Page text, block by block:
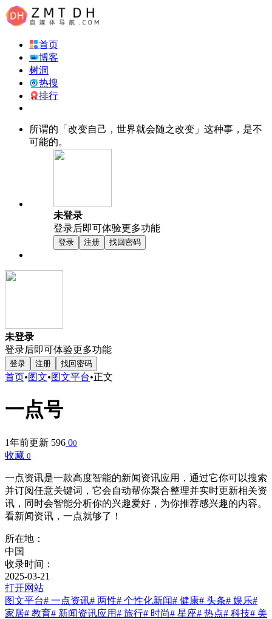
首页
博客
树洞
热搜
排行
所谓的「改变自己，世界就会随之改变」这种事，是不
可能的。
未登录
登录后即可体验更多功能
登录 注册 找回密码
未登录
登录后即可体验更多功能
登录 注册 找回密码
首页•图文•图文平台•正文
一点号
1年前更新 596 00
收藏 0
一点资讯是一款高度智能的新闻资讯应用，通过它你可以搜索
并订阅任意关键词，它会自动帮你聚合整理并实时更新相关资
讯，同时会智能分析你的兴趣爱好，为你推荐感兴趣的内容。
看新闻资讯，一点就够了！
所在地：
中国
收录时间：
2025-03-21
打开网站
图文平台# 一点资讯# 两性# 个性化新闻# 健康# 头条# 娱乐#
家居# 教育# 新闻资讯应用# 旅行# 时尚# 星座# 热点# 科技# 美